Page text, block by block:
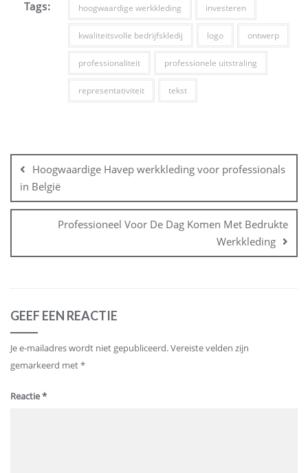
Tags: hoogwaardige werkkleding investeren
kwaliteitsvolle bedrijfskledij logo ontwerp
professionaliteit professionele uitstraling
representativiteit tekst
navigatie
Hoogwaardige Havep werkkleding voor professionals
in België
Professioneel Voor De Dag Komen Met Bedrukte
Werkkleding
GEEF EEN REACTIE
Je e-mailadres wordt niet gepubliceerd.Vereiste velden zijn
gemarkeerd met*
Reactie*